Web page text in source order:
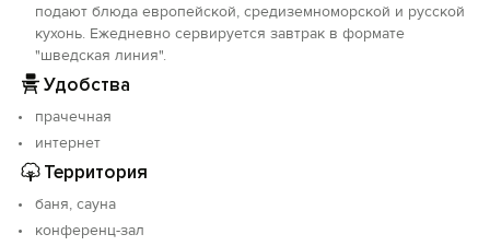
подают блюда европейской, средиземноморской и русской
кухонь. Ежедневно сервируется завтрак в формате
"шведская линия".
Удобства
прачечная
интернет
Территория
баня, сауна
конференц-зал